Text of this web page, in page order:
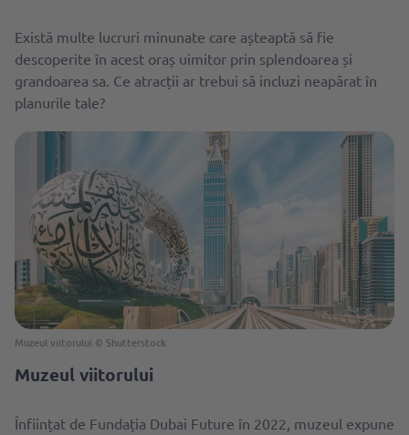
Există multe lucruri minunate care așteaptă să fie
descoperite în acest oraș uimitor prin splendoarea și
grandoarea sa. Ce atracții ar trebui să incluzi neapărat în
planurile tale?
Muzeul viitorului © Shutterstock
Muzeul viitorului
Înființat de Fundația Dubai Future în 2022, muzeul expune